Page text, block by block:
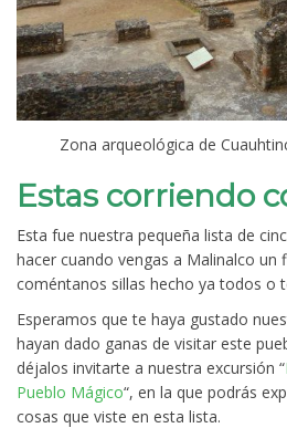
Zona arqueológica de
Estas corriendo
Esta fue nuestra pequeña lista de
hacer cuando vengas a Malinalco un
coméntanos sillas hecho ya todos o
Esperamos que te haya gustado
hayan dado ganas de visitar este
déjalos invitarte a nuestra excursión “
Pueblo Mágico“, en la que podrás
cosas que viste en esta lista.